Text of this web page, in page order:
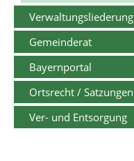
Verwaltungsliederung
Gemeinderat
Bayernportal
Ortsrecht / Satzungen
Ver- und Entsorgung